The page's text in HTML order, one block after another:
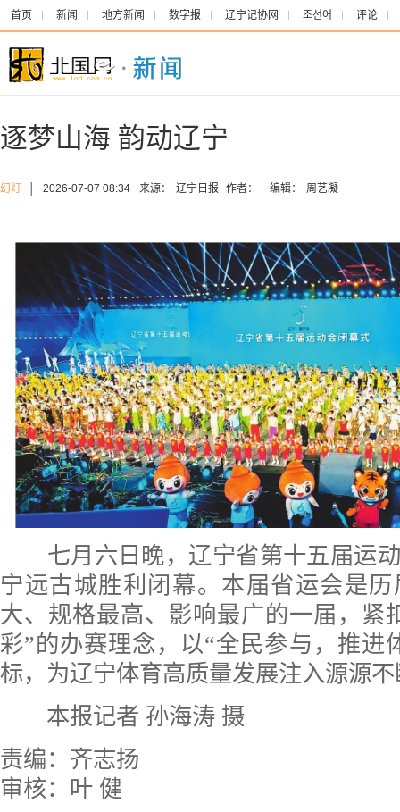
首页 新闻 地方新闻 数字报 辽宁记协网 조선어 评论
逐梦山海 韵动辽宁
幻灯 2026-07-07 08:34 来源： 辽宁日报 作者： 编辑： 周艺凝
七月六日晚，辽宁省第十五届运动
宁远古城胜利闭幕。本届省运会是
大、规格最高、影响最广的一届，紧
彩”的办赛理念，以“全民参与，推进
标，为辽宁体育高质量发展注入源源
本报记者 孙海涛 摄
责编：齐志扬
审核：叶 健